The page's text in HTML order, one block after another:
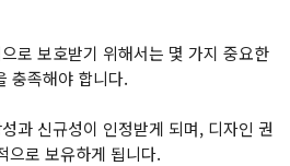
로 보호받기 위해서는 몇 가지 중요한
충족해야 합니다.
과 신규성이 인정받게 되며, 디자인 권
으로 보유하게 됩니다.